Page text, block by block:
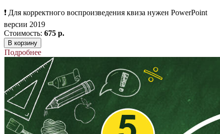
❗ Для корректного воспроизведения квиза нужен PowerPoint
версии 2019
Стоимость: 675 р.
В корзину
Подробнее